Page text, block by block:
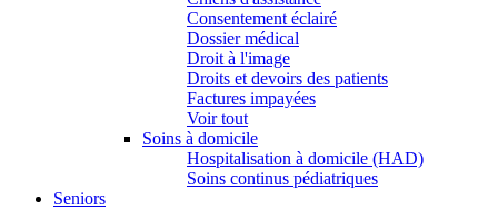
Consentement éclairé
Dossier médical
Droit à l'image
Droits et devoirs des patients
Factures impayées
Voir tout
Soins à domicile
Hospitalisation à domicile (HAD)
Soins continus pédiatriques
Seniors